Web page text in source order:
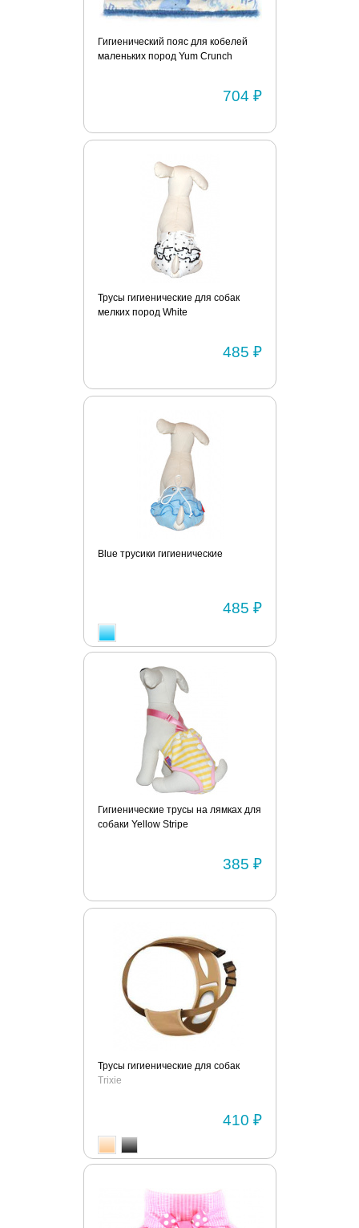
Гигиенический пояс для кобелей
маленьких пород Yum Crunch
704 ₽
Трусы гигиенические для собак
мелких пород White
485 ₽
Blue трусики гигиенические
485 ₽
Гигиенические трусы на лямках для
собаки Yellow Stripe
385 ₽
Трусы гигиенические для собак
Trixie
410 ₽